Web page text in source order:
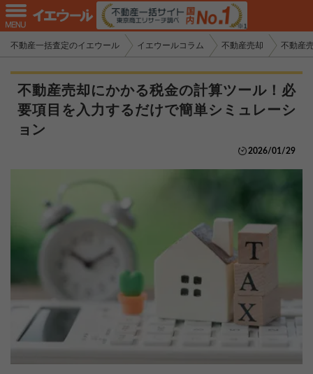
不動産一括査定のイエウール イエウールコラム 不動産売却 不動産
不動産売却にかかる税金の計算ツール！必
要項目を入力するだけで簡単シミュレーシ
ョン
2026/01/29